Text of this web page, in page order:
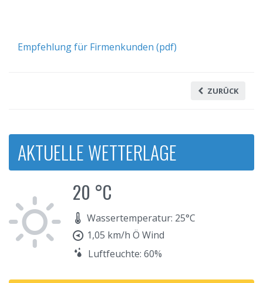
Empfehlung für Firmenkunden (pdf)
ZURÜCK
AKTUELLE WETTERLAGE
20 °C
Wassertemperatur: 25°C
1,05 km/h Ö Wind
Luftfeuchte: 60%